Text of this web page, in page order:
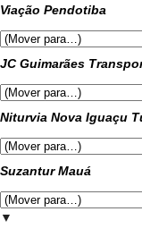
Viação Pendotiba
JC Guimarães
Niturvia Nova Iguaçu
Suzantur Mauá
▼